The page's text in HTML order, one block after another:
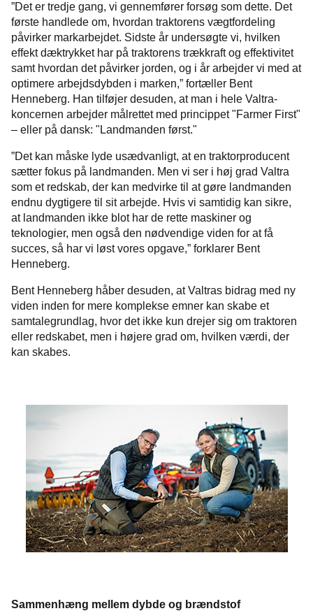
”Det er tredje gang, vi gennemfører forsøg som dette. Det
første handlede om, hvordan traktorens vægtfordeling
påvirker markarbejdet. Sidste år undersøgte vi, hvilken
effekt dæktrykket har på traktorens trækkraft og effektivitet
samt hvordan det påvirker jorden, og i år arbejder vi med at
optimere arbejdsdybden i marken,” fortæller Bent
Henneberg. Han tilføjer desuden, at man i hele Valtra-
koncernen arbejder målrettet med princippet "Farmer First"
– eller på dansk: "Landmanden først."
”Det kan måske lyde usædvanligt, at en traktorproducent
sætter fokus på landmanden. Men vi ser i høj grad Valtra
som et redskab, der kan medvirke til at gøre landmanden
endnu dygtigere til sit arbejde. Hvis vi samtidig kan sikre,
at landmanden ikke blot har de rette maskiner og
teknologier, men også den nødvendige viden for at få
succes, så har vi løst vores opgave,” forklarer Bent
Henneberg.
Bent Henneberg håber desuden, at Valtras bidrag med ny
viden inden for mere komplekse emner kan skabe et
samtalegrundlag, hvor det ikke kun drejer sig om traktoren
eller redskabet, men i højere grad om, hvilken værdi, der
kan skabes.
Sammenhæng mellem dybde og brændstof